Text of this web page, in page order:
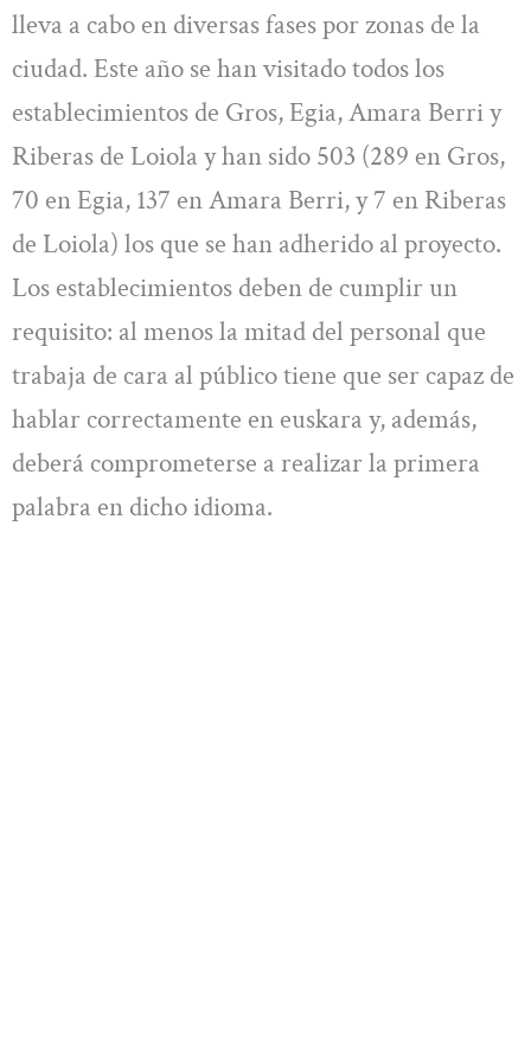
lleva a cabo en diversas fases por zonas de la
ciudad. Este año se han visitado todos los
establecimientos de Gros, Egia, Amara Berri y
Riberas de Loiola y han sido 503 (289 en Gros,
70 en Egia, 137 en Amara Berri, y 7 en Riberas
de Loiola) los que se han adherido al proyecto.
Los establecimientos deben de cumplir un
requisito: al menos la mitad del personal que
trabaja de cara al público tiene que ser capaz de
hablar correctamente en euskara y, además,
deberá comprometerse a realizar la primera
palabra en dicho idioma.